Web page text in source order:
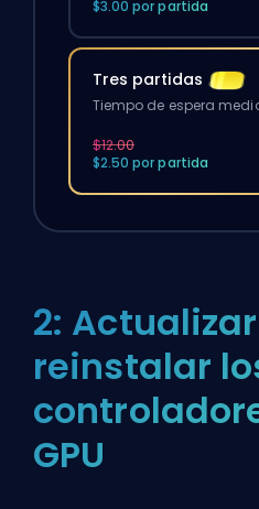
$3.00 por partida
Tres partidas
Tiempo de espera
$12.00
$2.50 por partida
2:
reinstalar
GPU